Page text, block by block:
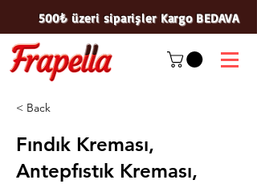
500₺ üzeri siparişler Kargo BEDAVA
< Back
Fındık Kreması,
Antepfıstık Kreması,